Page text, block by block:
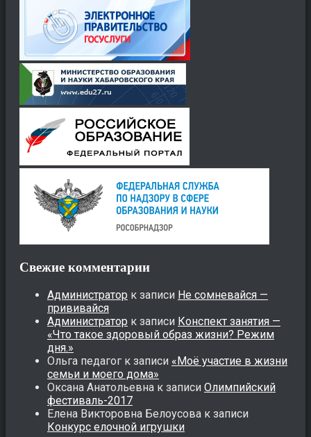
Свежие комментарии
Администратор к записи Не сомневайся —
прививайся
Администратор к записи Конспект занятия —
«Что такое здоровый образ жизни? Режим
дня.»
Ольга педагог к записи «Моё участие в жизни
семьи и моего дома»
Оксана Анатольевна к записи Олимпийский
фестиваль-2017
Елена Викторовна Белоусова к записи
Конкурс елочной игрушки